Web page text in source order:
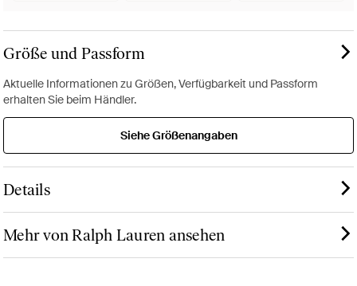
Größe und Passform
Aktuelle Informationen zu Größen, Verfügbarkeit und Passform
erhalten Sie beim Händler.
Siehe Größenangaben
Details
Mehr von Ralph Lauren ansehen